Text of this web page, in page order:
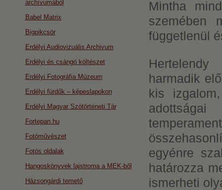
Mintha
szemében
függetlenül
harmadik
kis
egyénre
határozza
ismerheti
archívumából
Babel Matrix
Bigpikcsör
Erdélyi Audiovizuális Archivum
Erdélyi és csángó költészet
Erdélyi Fotográfia Múzeum
Erdélyi fürdők – képeslapokon
Erdélyi Magyar Szótörténeti Tár
Fortepan.hu
Fotóművészet
Fotós oldalak
Hangoskönyvek lajstroma a MEK-ből
Házsongárdi temető